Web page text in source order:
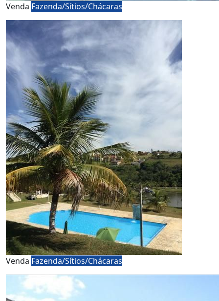
Venda Fazenda/Sítios/Chácaras
Venda Fazenda/Sítios/Chácaras